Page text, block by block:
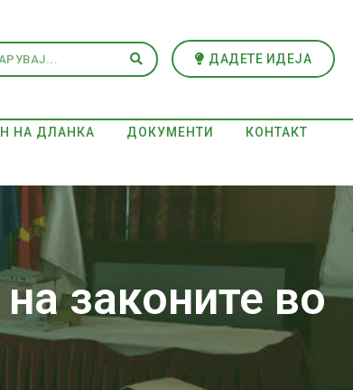
ДАДЕТЕ ИДЕЈА
НА ДЛАНКА ДОКУМЕНТИ КОНТАКТ
законите во